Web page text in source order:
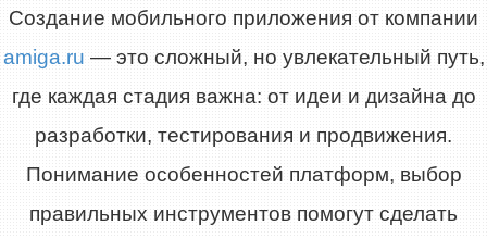
Создание мобильного приложения от компании
amiga.ru — это сложный, но увлекательный путь,
где каждая стадия важна: от идеи и дизайна до
разработки, тестирования и продвижения.
Понимание особенностей платформ, выбор
правильных инструментов помогут сделать